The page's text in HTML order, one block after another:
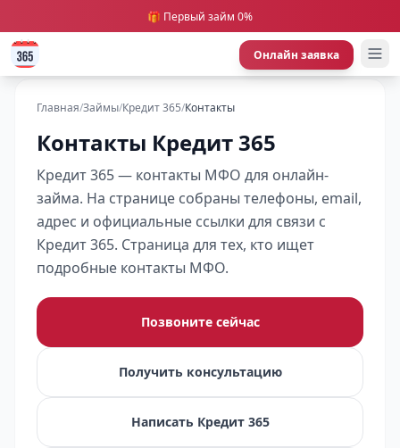
🎁 Первый займ 0%
Онлайн заявка
Главная/Займы/Кредит 365/Контакты
Контакты Кредит 365
Кредит 365 — контакты МФО для онлайн-
займа. На странице собраны телефоны, email,
адрес и официальные ссылки для связи с
Кредит 365. Страница для тех, кто ищет
подробные контакты МФО.
Позвоните сейчас
Получить консультацию
Написать Кредит 365